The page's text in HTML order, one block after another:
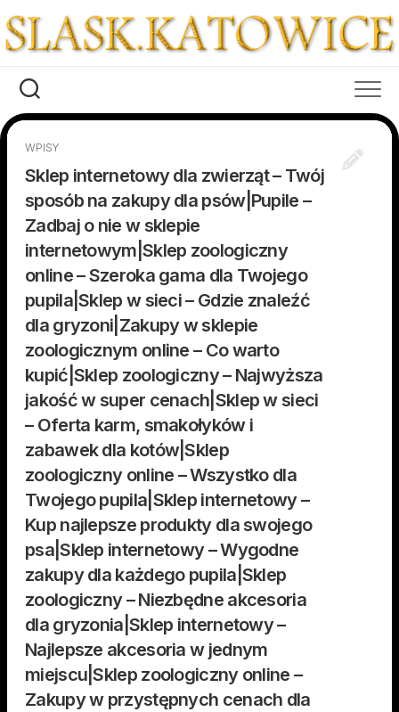
to
content
WPISY
Sklep internetowy dla zwierząt – Twój
sposób na zakupy dla psów|Pupile –
Zadbaj o nie w sklepie
internetowym|Sklep zoologiczny
online – Szeroka gama dla Twojego
pupila|Sklep w sieci – Gdzie znaleźć
dla gryzoni|Zakupy w sklepie
zoologicznym online – Co warto
kupić|Sklep zoologiczny – Najwyższa
jakość w super cenach|Sklep w sieci
– Oferta karm, smakołyków i
zabawek dla kotów|Sklep
zoologiczny online – Wszystko dla
Twojego pupila|Sklep internetowy –
Kup najlepsze produkty dla swojego
psa|Sklep internetowy – Wygodne
zakupy dla każdego pupila|Sklep
zoologiczny – Niezbędne akcesoria
dla gryzonia|Sklep internetowy –
Najlepsze akcesoria w jednym
miejscu|Sklep zoologiczny online –
Zakupy w przystępnych cenach dla